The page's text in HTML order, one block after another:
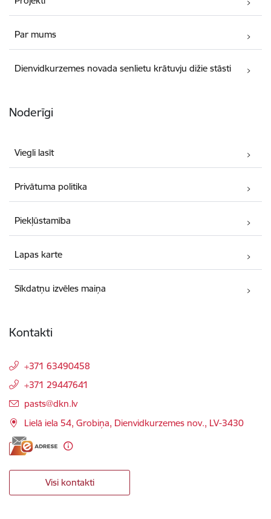
Par mums
Dienvidkurzemes novada senlietu krātuvju dižie stāsti
Noderīgi
Viegli lasīt
Privātuma politika
Piekļūstamība
Lapas karte
Sīkdatņu izvēles maiņa
Kontakti
+371 63490458
+371 29447641
E-pasts:
pasts@dkn.lv
Lielā iela 54, Grobiņa, Dienvidkurzemes nov., LV-3430
Visi kontakti